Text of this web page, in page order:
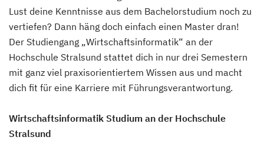
Lust deine Kenntnisse aus dem Bachelorstudium noch zu
vertiefen? Dann häng doch einfach einen Master dran!
Der Studiengang „Wirtschaftsinformatik“ an der
Hochschule Stralsund stattet dich in nur drei Semestern
mit ganz viel praxisorientiertem Wissen aus und macht
dich fit für eine Karriere mit Führungsverantwortung.
Wirtschaftsinformatik Studium an der Hochschule
Stralsund